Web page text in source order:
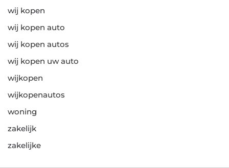
wij kopen
wij kopen auto
wij kopen autos
wij kopen uw auto
wijkopen
wijkopenautos
woning
zakelijk
zakelijke